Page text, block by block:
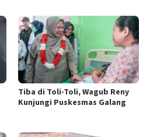
Tiba di Toli-Toli, Wagub Reny
Kunjungi Puskesmas Galang